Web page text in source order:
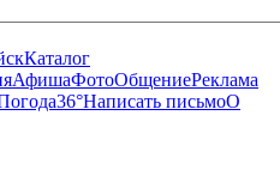
Каталог
АфишаФотоОбщениеРеклама
36°Написать письмоО